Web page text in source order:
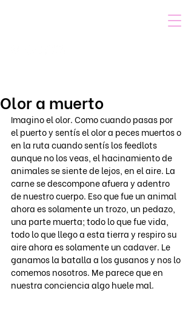
Olor a muerto
Imagino el olor. Como cuando pasas por
el puerto y sentís el olor a peces muertos o
en la ruta cuando sentís los feedlots
aunque no los veas, el hacinamiento de
animales se siente de lejos, en el aire. La
carne se descompone afuera y adentro
de nuestro cuerpo. Eso que fue un animal
ahora es solamente un trozo, un pedazo,
una parte muerta; todo lo que fue vida,
todo lo que llego a esta tierra y respiro su
aire ahora es solamente un cadaver. Le
ganamos la batalla a los gusanos y nos lo
comemos nosotros. Me parece que en
nuestra conciencia algo huele mal.